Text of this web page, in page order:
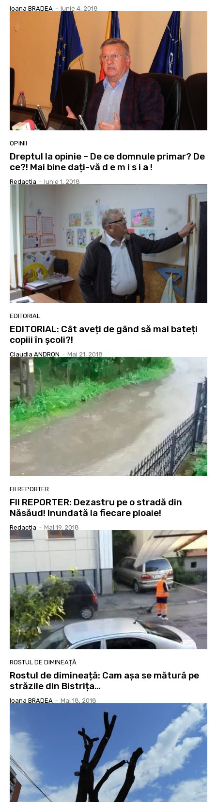
Ioana BRADEA - Iunie 4, 2018
OPINII
Dreptul la opinie – De ce domnule primar? De
ce?! Mai bine dați-vă d e m i s i a !
Redactia - Iunie 1, 2018
EDITORIAL
EDITORIAL: Cât aveți de gând să mai bateți
copiii în școli?!
Claudia ANDRON - Mai 21, 2018
FII REPORTER
FII REPORTER: Dezastru pe o stradă din
Năsăud! Inundată la fiecare ploaie!
Redactia - Mai 19, 2018
ROSTUL DE DIMINEAȚĂ
Rostul de dimineață: Cam așa se mătură pe
străzile din Bistrița…
Ioana BRADEA - Mai 18, 2018